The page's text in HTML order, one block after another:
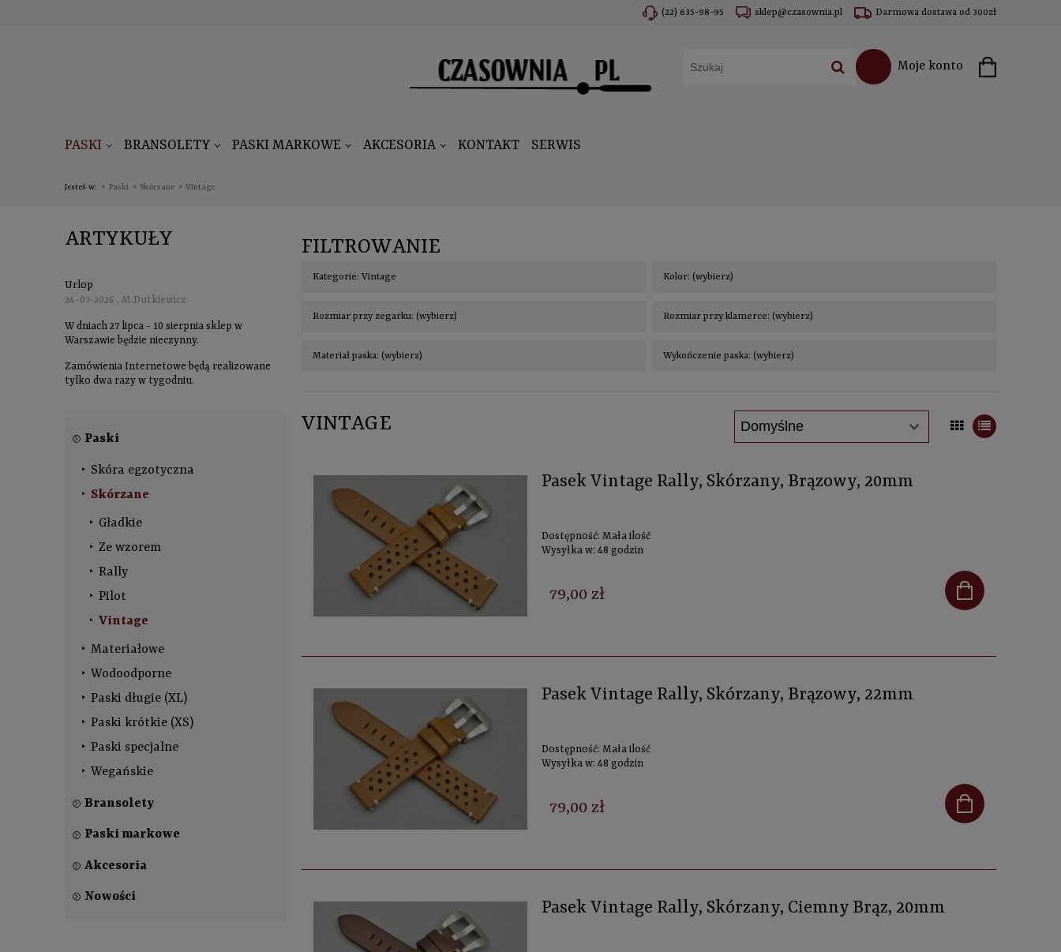
(22) 635-98-95 sklep@czasownia.pl Darmowa dostawa od 300zł
Moje konto
PASKI BRANSOLETY PASKI MARKOWE AKCESORIA KONTAKT SERWIS
Jesteś w: » Paski » Skórzane » Vintage
ARTYKUŁY
Urlop
24-07-2026 , M.Dutkiewicz
W dniach 27 lipca - 10 sierpnia sklep w
Warszawie będzie nieczynny.
Zamówienia Internetowe będą realizowane
tylko dwa razy w tygodniu.
Paski
Skóra egzotyczna
Skórzane
Gładkie
Ze wzorem
Rally
Pilot
Vintage
Materiałowe
Wodoodporne
Paski długie (XL)
Paski krótkie (XS)
Paski specjalne
Wegańskie
Bransolety
Paski markowe
Akcesoria
Nowości
FILTROWANIE
Kategorie: Vintage Kolor: (wybierz)
Rozmiar przy zegarku: (wybierz) Rozmiar przy klamerce: (wybierz)
Materiał paska: (wybierz) Wykończenie paska: (wybierz)
VINTAGE
Pasek Vintage Rally, Skórzany, Brązowy, 20mm
Dostępność: Mała ilość
Wysyłka w: 48 godzin
79,00 zł
Pasek Vintage Rally, Skórzany, Brązowy, 22mm
Dostępność: Mała ilość
Wysyłka w: 48 godzin
79,00 zł
Pasek Vintage Rally, Skórzany, Ciemny Brąz, 20mm